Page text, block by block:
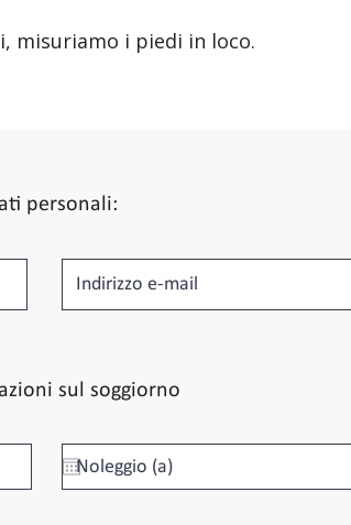
misuriamo i piedi in loco.
personali:
sul soggiorno